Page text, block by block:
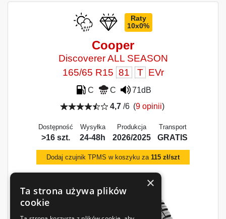
Raty
10x0%
Cooper
Discoverer ALL SEASON
165/65 R15 81 T EVr
C C
71dB
4,7 /6 (9 opinii)
Dostępność
>16 szt.
Wysyłka
24-48h
Produkcja
2026/2025
Transport
GRATIS
Dodaj czujnik TPMS w koszyku za 115 zł/szt
×
Ta strona używa plików
cookie